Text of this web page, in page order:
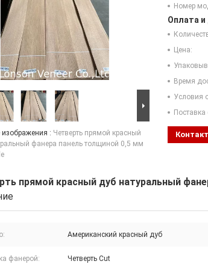
изображения : Четверть прямой красный
фанера панель толщиной 0,5 мм
Номер
Оплата и
Цена:
Время
Условия
Поставка
Контакт
прямой красный дуб натуральный
Американский красный дуб
фанерой: Четверть Cut